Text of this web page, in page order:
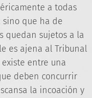
a todas
sino que ha de
quedan sujetos a la
es ajena al Tribunal
entre una
deben concurrir
la incoación y